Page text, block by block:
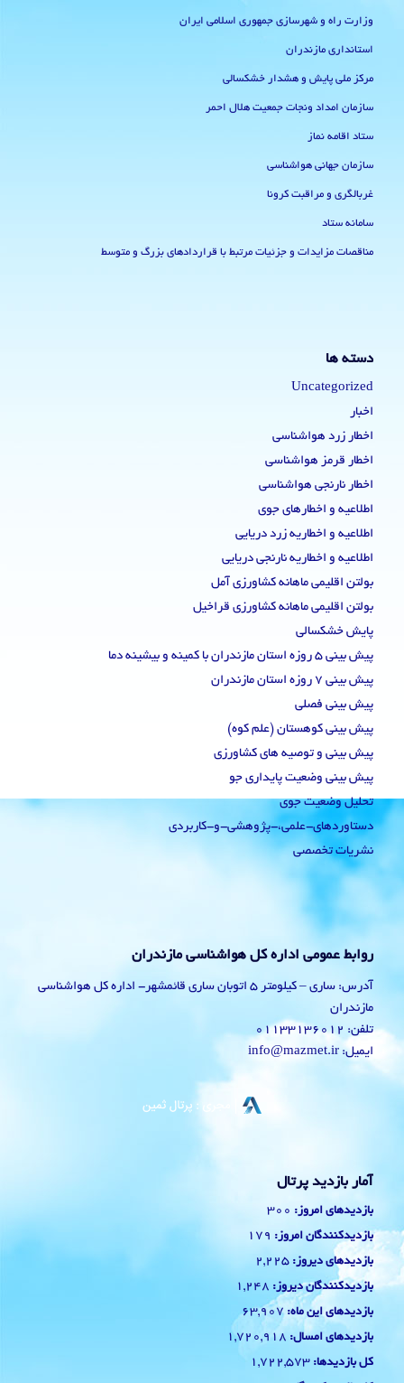
وزارت راه و شهرسازی جمهوری اسلامی ایران
استانداری مازندران
مرکز ملی پایش و هشدار خشکسالی
سازمان امداد ونجات جمعیت هلال احمر
ستاد اقامه نماز
سازمان جهانی هواشناسی
غربالگری و مراقبت کرونا
سامانه ستاد
مناقصات مزایدات و جزئیات مرتبط با قراردادهای بزرگ و متوسط
دسته ها
Uncategorized
اخبار
اخطار زرد هواشناسی
اخطار قرمز هواشناسی
اخطار نارنجی هواشناسی
اطلاعیه و اخطارهای جوی
اطلاعیه و اخطاریه زرد دریایی
اطلاعیه و اخطاریه نارنجی دریایی
بولتن اقلیمی ماهانه کشاورزی آمل
بولتن اقلیمی ماهانه کشاورزی قراخیل
پایش خشکسالی
پیش بینی 5 روزه استان مازندران با کمینه و بیشینه دما
پیش بینی 7 روزه استان مازندران
پیش بینی فصلی
پیش بینی کوهستان (علم کوه)
پیش بینی و توصیه های کشاورزی
پیش بینی وضعیت پایداری جو
تحلیل وضعیت جوی
دستاوردهای-علمی،-پژوهشی-و-کاربردی
نشریات تخصصی
روابط عمومی اداره کل هواشناسی مازندران
آدرس: ساری – کیلومتر 5 اتوبان ساری قائمشهر- اداره کل هواشناسی
مازندران
تلفن: 01133136012
ایمیل: info@mazmet.ir
آمار بازدید پرتال
بازدیدهای امروز: 300
بازدیدکنندگان امروز: 179
بازدیدهای دیروز: 2,225
بازدیدکنندگان دیروز: 1,248
بازدیدهای این ماه: 63,907
بازدیدهای امسال: 1,720,918
کل بازدیدها: 1,722,573